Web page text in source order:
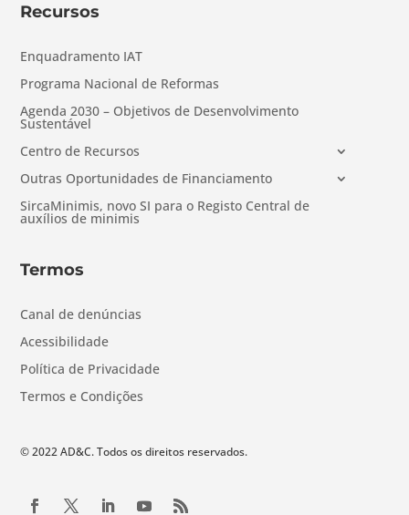
Recursos
Enquadramento IAT
Programa Nacional de Reformas
Agenda 2030 – Objetivos de Desenvolvimento
Sustentável
Centro de Recursos
Outras Oportunidades de Financiamento
SircaMinimis, novo SI para o Registo Central de
auxílios de minimis
Termos
Canal de denúncias
Acessibilidade
Política de Privacidade
Termos e Condições
© 2022 AD&C. Todos os direitos reservados.